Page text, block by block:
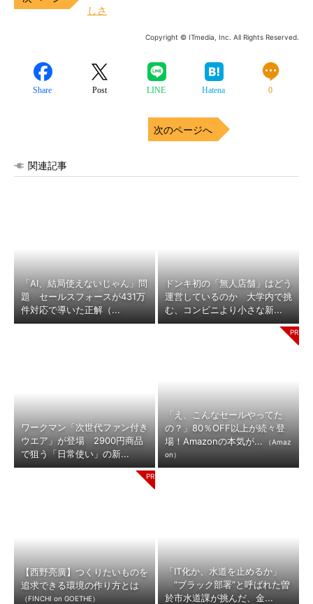
しさ
Copyright © ITmedia, Inc. All Rights Reserved.
Share Post LINE Hatena 0
次のページへ
関連記事
「AI、結局使えないじゃん」問
題 セールスフォースが431万
件対応で導いた正解（...
ドンキ初の「無人店舗」はどう
運営しているのか 大学内で挑
む、コンビニより小さな新...
ワークマン「次世代ファン付き
ウエア」が登場 2900円商品
で狙う「日常使い」の新...
「え、こんなセールやってた
の？」80％OFF以上が続々登
場！Amazonの本気が...
（Amaz
on）
【西野亮廣】つくりたいものを
追求できる環境の作り方とは
（FINCHI on GOETHE）
「IT化か、水道を止めるか」
“ブラック部署”と呼ばれた曽
於市水道課が挑んだ、金...